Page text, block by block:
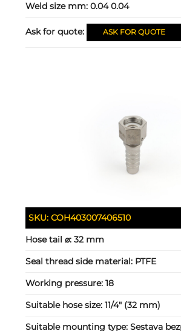
Weld size mm:0.04 0.04
Ask for quote: ASK FOR QUOTE
SKU:COH403007406510
Hose tail ⌀:32 mm
Seal thread side material: PTFE
Working pressure:18
Suitable hose size:11/4" (32 mm)
Suitable mounting type:Sestava